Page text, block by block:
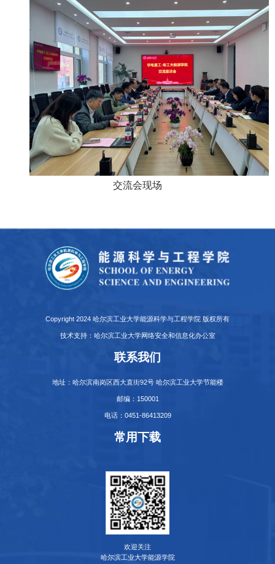
交流会现场
Copyright 2024 哈尔滨工业大学能源科学与工程学院 版权所有
技术支持：哈尔滨工业大学网络安全和信息化办公室
联系我们
地址：哈尔滨南岗区西大直街92号 哈尔滨工业大学节能楼
邮编：150001
电话：0451-86413209
常用下载
欢迎关注
哈尔滨工业大学能源学院